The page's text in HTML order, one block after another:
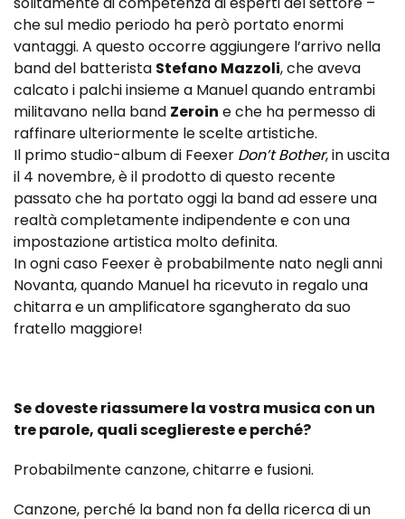
che sul medio periodo ha però portato enormi
vantaggi. A questo occorre aggiungere l’arrivo nella
band del batterista Stefano Mazzoli, che aveva
calcato i palchi insieme a Manuel quando entrambi
militavano nella band Zeroin e che ha permesso di
raffinare ulteriormente le scelte artistiche.
Il primo studio-album di Feexer Don’t Bother, in uscita
il 4 novembre, è il prodotto di questo recente
passato che ha portato oggi la band ad essere una
realtà completamente indipendente e con una
impostazione artistica molto definita.
In ogni caso Feexer è probabilmente nato negli anni
Novanta, quando Manuel ha ricevuto in regalo una
chitarra e un amplificatore sgangherato da suo
fratello maggiore!
Se doveste riassumere la vostra musica con un
tre parole, quali scegliereste e perché?
Probabilmente canzone, chitarre e fusioni.
Canzone, perché la band non fa della ricerca di un